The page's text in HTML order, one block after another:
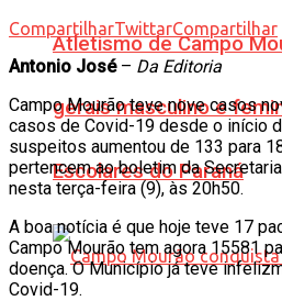
Atletismo de Campo
gerais masculino e
Escolares do Paraná
CompartilharTwittarCompartilhar
Antonio José– Da Editoria
Campo Mourão teve nove casos
casos de Covid-19 desde o início
suspeitos aumentou de 133 para
pertencem ao boletim da
nesta terça-feira (9), às 20h50.
A boa notícia é que hoje teve 17
Campo Mourão tem agora 15581
doença. O Município já teve
Covid-19.